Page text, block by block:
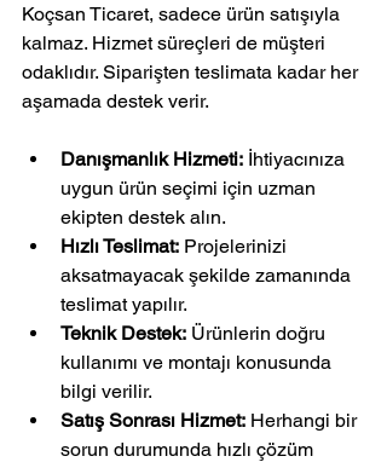
Koçsan Ticaret, sadece ürün satışıyla
kalmaz. Hizmet süreçleri de müşteri
odaklıdır. Siparişten teslimata kadar her
aşamada destek verir.
Danışmanlık Hizmeti: İhtiyacınıza
uygun ürün seçimi için uzman
ekipten destek alın.
Hızlı Teslimat: Projelerinizi
aksatmayacak şekilde zamanında
teslimat yapılır.
Teknik Destek: Ürünlerin doğru
kullanımı ve montajı konusunda
bilgi verilir.
Satış Sonrası Hizmet: Herhangi bir
sorun durumunda hızlı çözüm